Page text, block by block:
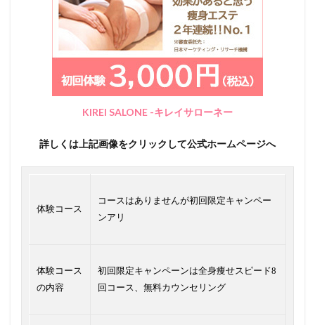
KIREI SALONE -キレイサローネー
詳しくは上記画像をクリックして公式ホームページへ
体験コース
コースはありませんが初回限定キャンペー
ンアリ
体験コース
の内容
初回限定キャンペーンは全身痩せスピード8
回コース、無料カウンセリング